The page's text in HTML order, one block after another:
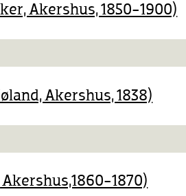
Akershus, 1850-1900)
Akershus, 1838)
1870)